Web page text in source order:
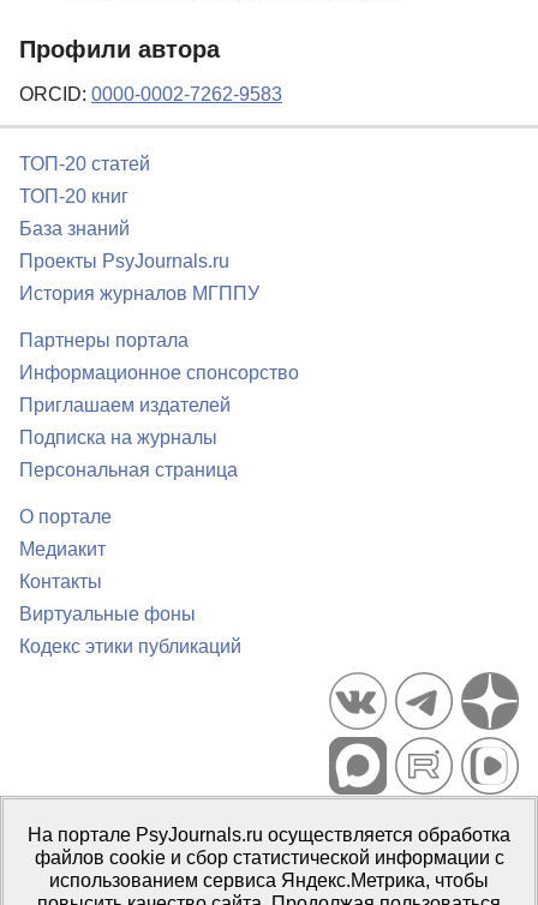
Профили автора
ORCID: 0000-0002-7262-9583
ТОП-20 статей
ТОП-20 книг
База знаний
Проекты PsyJournals.ru
История журналов МГППУ
Партнеры портала
Информационное спонсорство
Приглашаем издателей
Подписка на журналы
Персональная страница
О портале
Медиакит
Контакты
Виртуальные фоны
Кодекс этики публикаций
Портал психологических изданий PsyJournals.ru, 2007–2026
Правила использования материалов
Свидетельство регистрации СМИЭл № ФС77-66447 от 14 июля
2016 г.
На портале PsyJournals.ru осуществляется обработка
файлов cookie и сбор статистической информации с
использованием сервиса Яндекс.Метрика, чтобы